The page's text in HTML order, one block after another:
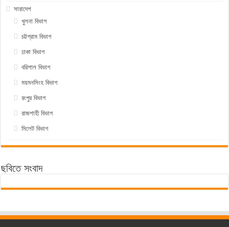
সারাদেশ
খুলনা বিভাগ
চট্টগ্রাম বিভাগ
ঢাকা বিভাগ
বরিশাল বিভাগ
ময়মনসিংহ বিভাগ
রংপুর বিভাগ
রাজশাহী বিভাগ
সিলেট বিভাগ
ছবিতে সংবাদ